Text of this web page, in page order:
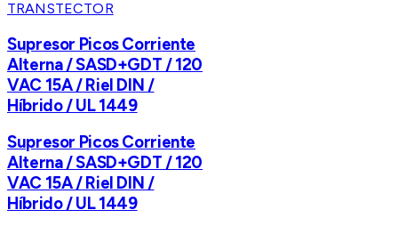
TRANSTECTOR
Supresor Picos Corriente
Alterna / SASD+GDT / 120
VAC 15A / Riel DIN /
Híbrido / UL 1449
Supresor Picos Corriente
Alterna / SASD+GDT / 120
VAC 15A / Riel DIN /
Híbrido / UL 1449